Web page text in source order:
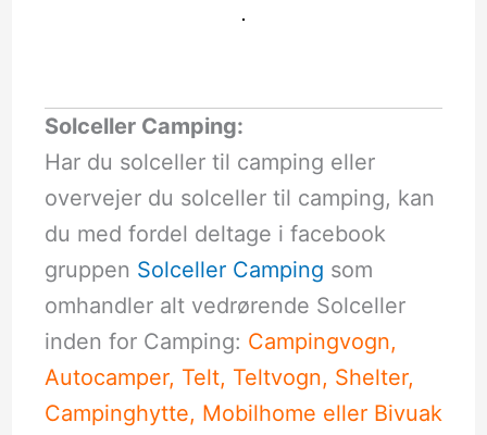
Solceller Camping:
Har du solceller til camping eller
overvejer du solceller til camping, kan
du med fordel deltage i facebook
gruppen Solceller Camping som
omhandler alt vedrørende Solceller
inden for Camping: Campingvogn,
Autocamper, Telt, Teltvogn, Shelter,
Campinghytte, Mobilhome eller Bivuak